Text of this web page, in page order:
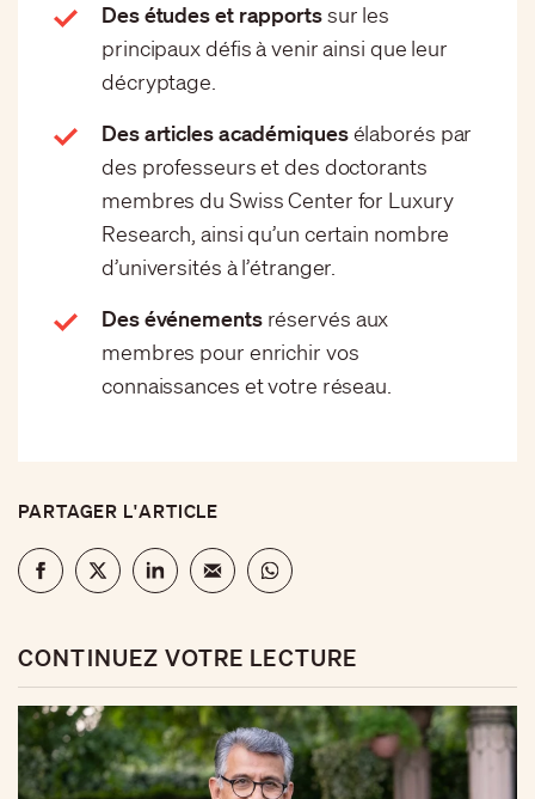
Des études et rapportssur les
principaux défis à venir ainsi que leur
décryptage.
Des articles académiquesélaborés par
des professeurs et des doctorants
membres du Swiss Center for Luxury
Research, ainsi qu’un certain nombre
d’universités à l’étranger.
Des événementsréservés aux
membres pour enrichir vos
connaissances et votre réseau.
PARTAGER L'ARTICLE
CONTINUEZ VOTRE LECTURE